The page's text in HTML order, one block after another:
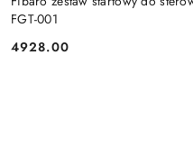
FGT-001
Cena:
4928.00